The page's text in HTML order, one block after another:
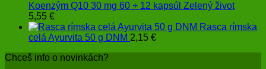
Koenzým Q10 30 mg 60 + 12 kapsúl Zelený život
5,55 €
Rasca rímska
celá Ayurvita 50 g DNM 2,15 €
Chceš info o novinkách?